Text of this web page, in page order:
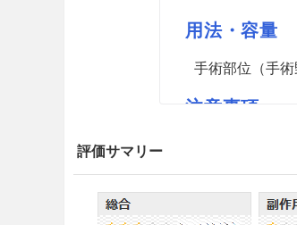
用法・容量
手術部位（手
注意事項
ショック、ア
シジン製剤に
うこと。
評価サマリー